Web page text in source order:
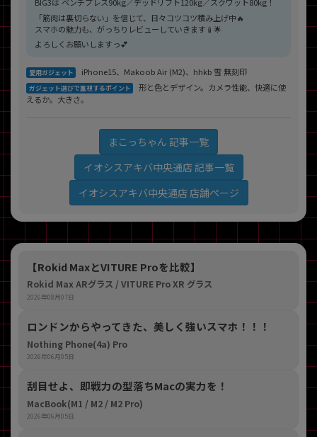
「筋肉は裏切らない」を信じて、日々コツコツ積み上げ中🔥
スマホの魅力も、がっちりレビューしていきます📱🌟
よろしくお願いしますっ💕
愛用ガジェット iPhone15、Makoob Air (M2)、hhkb 雪 無刻印
ガジェット選びで重視するポイント 形と色とデザイン。カメラ性能、快適に使
えるか。大きさ。
まこっちゃん 記事一覧
イオシスアキバ中央通店 記事一覧
イオシスアキバ中央通店 店舗ページ
【Rokid MaxとVITURE Proを比較】
Rokid Max ARグラス / VITURE Pro XR グラス
2026年08月07日
ロンドンからやってきた、美しく強いスマホ！！！
Nothing Phone(4a) Pro
2026年06月05日
刮目せよ、即戦力の型落ちMacの実力を！
MacBook(M1 / M2 / M2 Pro)
2026年06月05日